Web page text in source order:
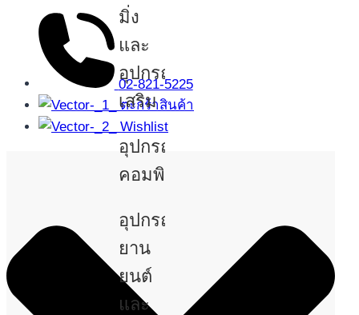
มิ่ง
และ
อุปกรณ์
เสริม
อุปกรณ์
คอมพิวเตอร์
อุปกรณ์
ยาน
ยนต์
และ
02-821-5225
ตะกร้าสินค้า
Wishlist